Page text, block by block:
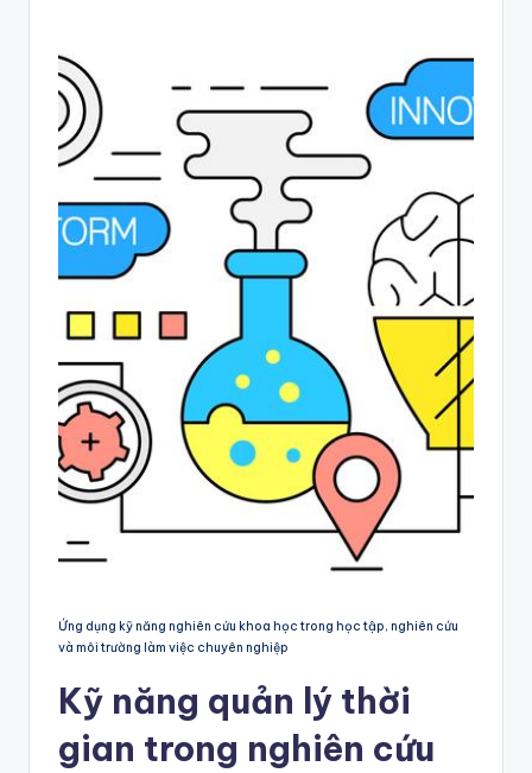
Ứng dụng kỹ năng nghiên cứu khoa học trong học tập, nghiên cứu
và môi trường làm việc chuyên nghiệp
Kỹ năng quản lý thời
gian trong nghiên cứu